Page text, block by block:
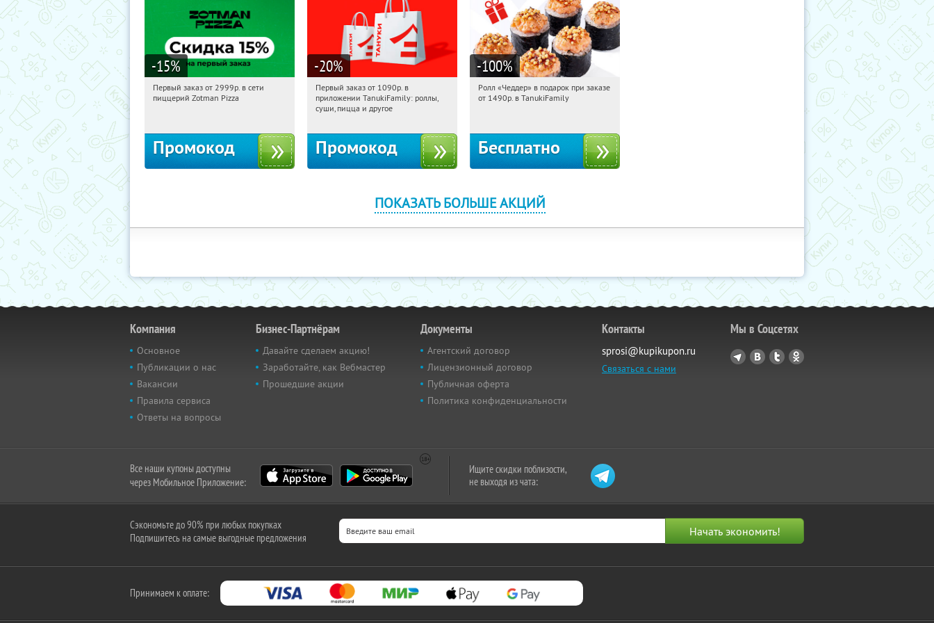
-15%
00:38:42 Получили:
Первый заказ от 2999р. в сети
пиццерий Zotman Pizza
Промокод
-20%
00:38:42 Получили:
Россия
Первый заказ от 1090р. в
приложении TanukiFamily: роллы,
суши, пицца и другое
Промокод
-100%
00:38:42 Получили:108
Ролл «Чеддер» в подарок при заказе
от 1490р. в TanukiFamily
Бесплатно
ПОКАЗАТЬ БОЛЬШЕ АКЦИЙ
Компания
Основное
Публикации о нас
Вакансии
Правила сервиса
Ответы на вопросы
Бизнес-Партнёрам
Давайте сделаем акцию!
Заработайте, как Вебмастер
Прошедшие акции
Документы
Агентский договор
Лицензионный договор
Публичная оферта
Политика конфиденциальности
Контакты
sprosi@kupikupon.ru
Связаться с нами
Мы в Соцсетях
Все наши купоны доступны
через Мобильное Приложение:
Ищите скидки поблизости,
не выходя из чата:
Сэкономьте до 90% при любых покупках
Подпишитесь на самые выгодные предложения
Принимаем к оплате: